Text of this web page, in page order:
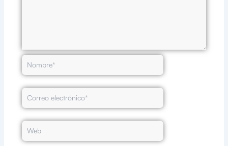
Nombre*
Correo
electrónico*
Web